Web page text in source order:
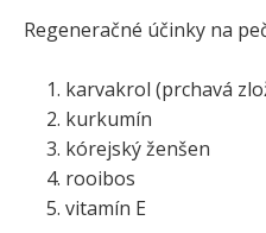
Regeneračné účinky na
karvakrol (prchavá
kurkumín
kórejský ženšen
rooibos
vitamín E